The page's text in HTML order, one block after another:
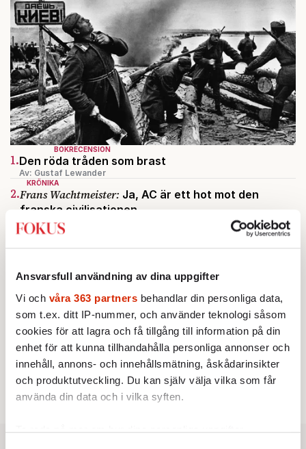
Ansvarsfull användning av dina uppgifter
Vi och våra 363 partners behandlar din personliga data,
som t.ex. ditt IP-nummer, och använder teknologi såsom
cookies för att lagra och få tillgång till information på din
enhet för att kunna tillhandahålla personliga annonser och
innehåll, annons- och innehållsmätning, åskådarinsikter
och produktutveckling. Du kan själv välja vilka som får
använda din data och i vilka syften.
Ta reda på mer om hur dina personliga uppgifter
BOKRECENSION
1.Den röda tråden som brast
Av: Gustaf Lewander
KRÖNIKA
2.Frans Wachtmeister: Ja, AC är ett hot mot den
franska civilisationen
STICKET
3.Bitte Assarmo:
Sagan om den lågbegåvade
ursprungsbefolkningen i Filipstad
4.Nina Lekander:På ”Kommunisthögskolan” drömde
INRIKES
5.Vattenbristen är här – men var femte liter läcker
ut
KRÖNIKA
6.Sakine Madon: Efter islamistdådet oroar sig
vänstern för Agnes Wold